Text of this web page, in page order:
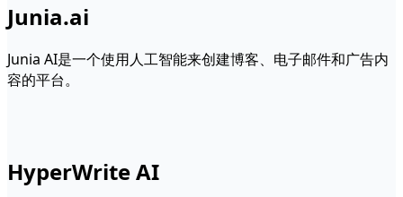
Junia.ai
Junia AI是一个使用人工智能来创建博客、电子邮件和广告内
容的平台。
HyperWrite AI